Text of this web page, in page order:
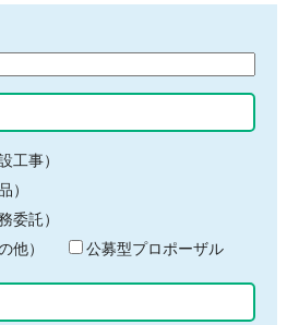
工事）
）
委託）
他）
公募型プロポーザル